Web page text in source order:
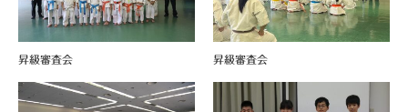
昇級審査会 昇級審査会